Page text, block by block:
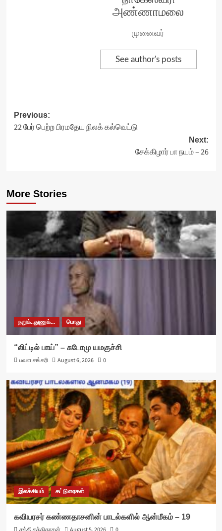
அண்ணாமலை
முனைவர்
See author's posts
Post
navigation
Previous:
22 பேர் பெற்ற பிரமதேய நிலக் கல்வெட்டு
Next:
சேக்கிழார் பா நயம் – 26
More Stories
நறுக்..துணுக்... பொது
“லிட்டில் பாய்” – சுடோமு யமகுச்சி
பவள சங்கரி
August 6, 2026 0
இலக்கியம் கட்டுரைகள்
கவியரசர் கண்ணதாசனின் பாடல்களில் ஆன்மீகம் – 19